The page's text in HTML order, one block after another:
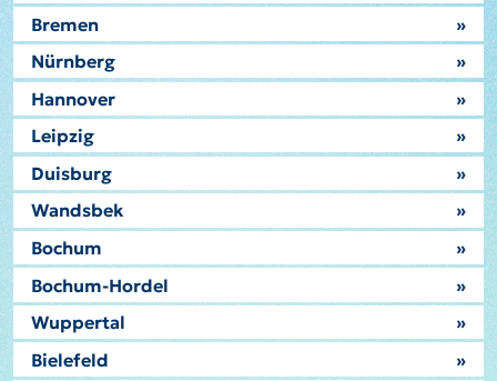
Bremen
»
Nürnberg
»
Hannover
»
Leipzig
»
Duisburg
»
Wandsbek
»
Bochum
»
Bochum-Hordel
»
Wuppertal
»
Bielefeld
»